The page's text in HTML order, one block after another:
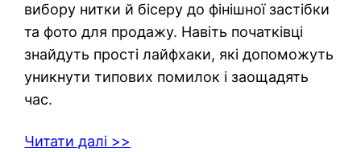
вибору нитки й бісеру до фінішної застібки
та фото для продажу. Навіть початківці
знайдуть прості лайфхаки, які допоможуть
уникнути типових помилок і заощадять
час.
Читати далі >>